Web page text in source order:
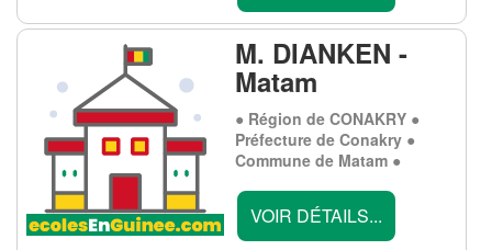
M. DIANKEN -
Matam
● Région de CONAKRY ●
Préfecture de Conakry ●
Commune de Matam ●
VOIR DÉTAILS...